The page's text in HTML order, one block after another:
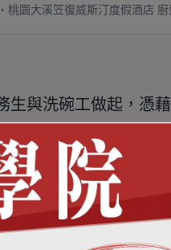
・桃園大溪笠復威斯汀度假酒店 廚
生與洗碗工做起，憑
終成為國際連鎖酒店
餐飲職涯之路。
市場觀察 ・ 漲聲思